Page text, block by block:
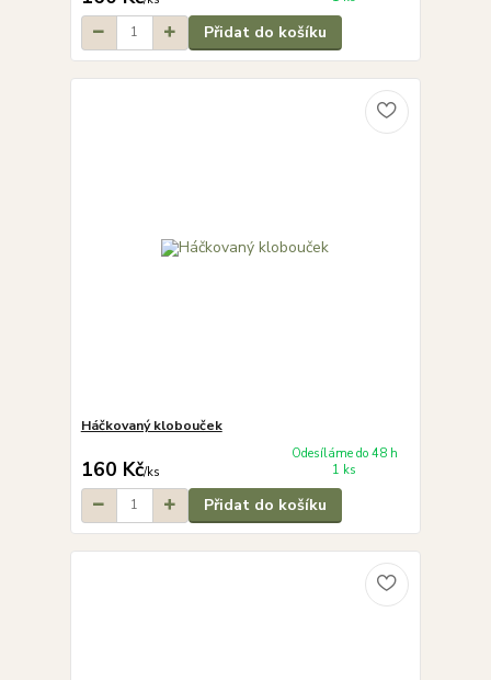
Přidat do košíku
Háčkovaný klobouček
160 Kč/ks
Odesíláme do 48 h
1 ks
Přidat do košíku